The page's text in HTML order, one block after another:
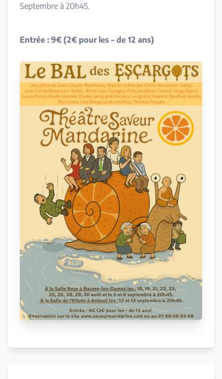
Septembre à 20h45.
Entrée : 9€ (2€ pour les – de 12 ans)